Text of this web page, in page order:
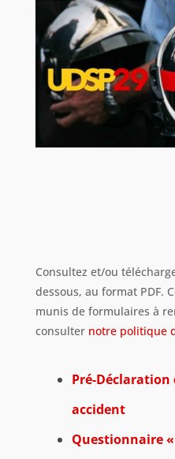
Consultez et/ou
dessous, au format PDF.
munis de formulaires à
consulter notre politique
Pré-
accident
Questionnaire